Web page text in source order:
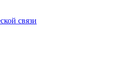
связи